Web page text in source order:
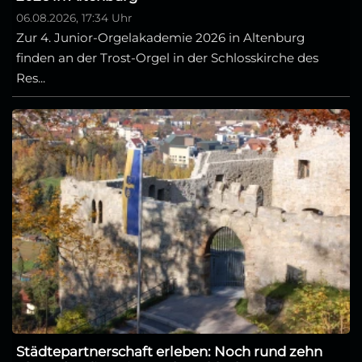
06.08.2026, 17:34 Uhr
Zur 4. Junior-Orgelakademie 2026 in Altenburg
finden an der Trost-Orgel in der Schlosskirche des
Res...
Städtepartnerschaft erleben: Noch rund zehn